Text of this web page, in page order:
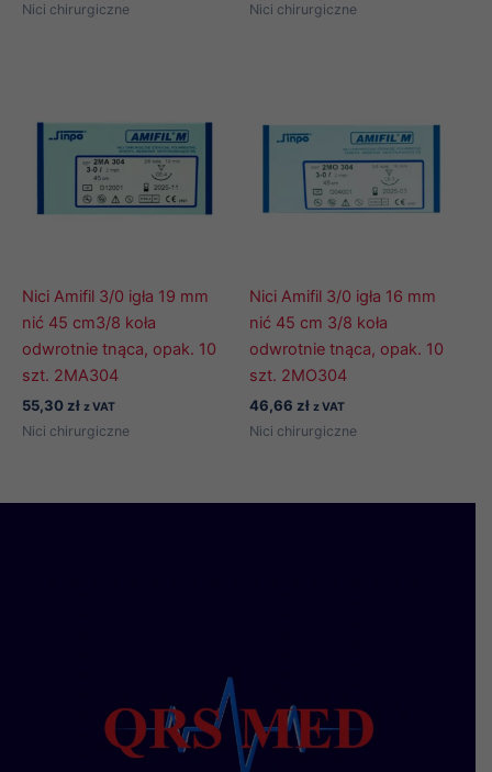
Nici chirurgiczne Nici chirurgiczne
Nici Amifil 3/0 igła 19 mm
nić 45 cm3/8 koła
odwrotnie tnąca, opak. 10
szt. 2MA304
55,30 zł z VAT
Nici chirurgiczne
Nici Amifil 3/0 igła 16 mm
nić 45 cm 3/8 koła
odwrotnie tnąca, opak. 10
szt. 2MO304
46,66 zł z VAT
Nici chirurgiczne